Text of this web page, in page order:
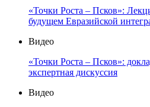
«Точки Роста – Псков»:
будущем Евразийской
Видео
«Точки Роста – Псков»:
экспертная дискуссия
Видео